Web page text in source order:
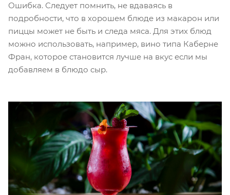
Ошибка. Следует помнить, не вдаваясь в
подробности, что в хорошем блюде из макарон или
пиццы может не быть и следа мяса. Для этих блюд
можно использовать, например, вино типа Каберне
Фран, которое становится лучше на вкус если мы
добавляем в блюдо сыр.